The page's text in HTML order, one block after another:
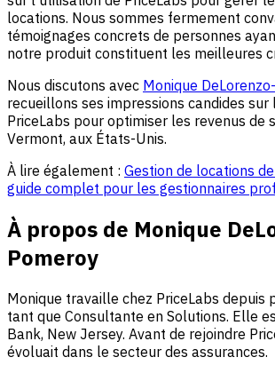
locations. Nous sommes fermement
témoignages concrets de personnes
notre produit constituent les meilleures
Nous discutons avec Monique
recueillons ses impressions candides
PriceLabs pour optimiser les revenus de
Vermont, aux États-Unis.
À lire également : Gestion de locations
guide complet pour les gestionnaires
À propos de Monique
Pomeroy
Monique travaille chez PriceLabs depuis
tant que Consultante en Solutions. Elle
Bank, New Jersey. Avant de rejoindre
évoluait dans le secteur des assurances.